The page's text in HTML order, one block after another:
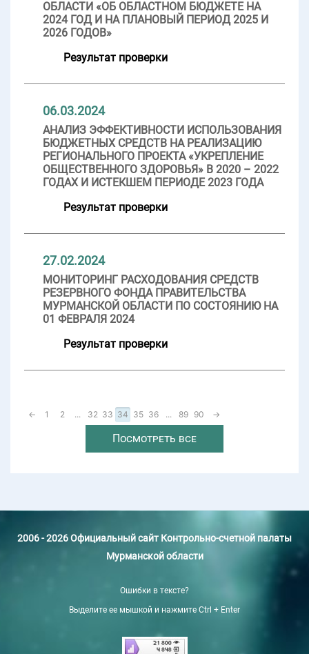
ОБЛАСТИ «ОБ ОБЛАСТНОМ БЮДЖЕТЕ НА
2024 ГОД И НА ПЛАНОВЫЙ ПЕРИОД 2025 И
2026 ГОДОВ»
Результат проверки
06.03.2024
АНАЛИЗ ЭФФЕКТИВНОСТИ ИСПОЛЬЗОВАНИЯ
БЮДЖЕТНЫХ СРЕДСТВ НА РЕАЛИЗАЦИЮ
РЕГИОНАЛЬНОГО ПРОЕКТА «УКРЕПЛЕНИЕ
ОБЩЕСТВЕННОГО ЗДОРОВЬЯ» В 2020 – 2022
ГОДАХ И ИСТЕКШЕМ ПЕРИОДЕ 2023 ГОДА
Результат проверки
27.02.2024
МОНИТОРИНГ РАСХОДОВАНИЯ СРЕДСТВ
РЕЗЕРВНОГО ФОНДА ПРАВИТЕЛЬСТВА
МУРМАНСКОЙ ОБЛАСТИ ПО СОСТОЯНИЮ НА
01 ФЕВРАЛЯ 2024
Результат проверки
← 1 2 ... 32 33 34 35 36 ... 89 90 →
Посмотреть все
2006 - 2026 Официальный сайт Контрольно-счетной палаты
Мурманской области
Ошибки в тексте?
Выделите ее мышкой и нажмите Ctrl + Enter